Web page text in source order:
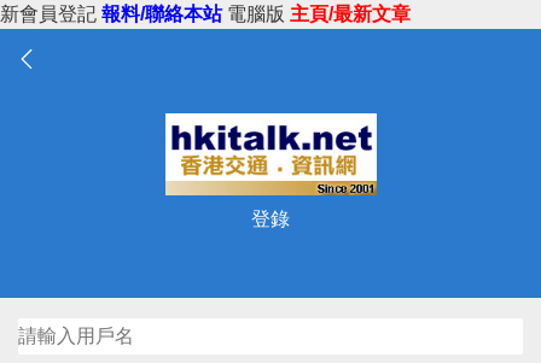
新會員登記 報料/聯絡本站 電腦版 主頁/最新文章
登錄